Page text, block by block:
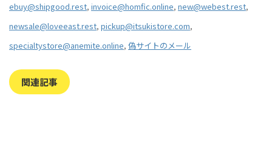
ebuy@shipgood.rest, invoice@homfic.online, new@webest.rest,
newsale@loveeast.rest, pickup@itsukistore.com,
specialtystore@anemite.online, 偽サイトのメール
関連記事